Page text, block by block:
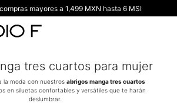
mayores a 1,499 MXN hasta 6 MSI
tres cuartos para mujer
la moda con nuestros abrigos manga tres cuartos
en siluetas confortables y versátiles que te harán
deslumbrar.